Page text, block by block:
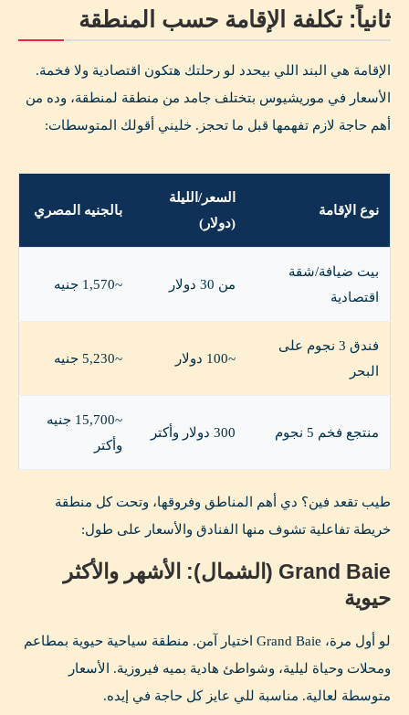
ثانياً: تكلفة الإقامة حسب المنطقة
الإقامة هي البند اللي بيحدد لو رحلتك هتكون اقتصادية ولا فخمة.
الأسعار في موريشيوس بتختلف جامد من منطقة لمنطقة، وده من
أهم حاجة لازم تفهمها قبل ما تحجز. خليني أقولك المتوسطات:
نوع الإقامة
السعر/الليلة
(دولار)
بالجنيه المصري
بيت ضيافة/شقة
اقتصادية
من 30 دولار ~1,570 جنيه
فندق 3 نجوم على
البحر
~100 دولار ~5,230 جنيه
منتجع فخم 5 نجوم 300 دولار وأكتر
~15,700 جنيه
وأكتر
طيب تقعد فين؟ دي أهم المناطق وفروقها، وتحت كل منطقة
خريطة تفاعلية تشوف منها الفنادق والأسعار على طول:
Grand Baie (الشمال): الأشهر والأكثر
حيوية
لو أول مرة، Grand Baie اختيار آمن. منطقة سياحية حيوية بمطاعم
ومحلات وحياة ليلية، وشواطئ هادية بميه فيروزية. الأسعار
متوسطة لعالية. مناسبة للي عايز كل حاجة في إيده.